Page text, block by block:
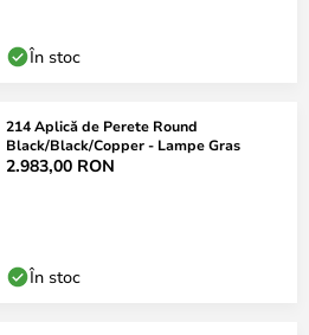
În stoc
214 Aplică de Perete Round
Black/Black/Copper - Lampe Gras
2.983,00 RON
În stoc